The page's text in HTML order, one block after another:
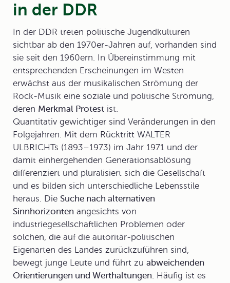
in der DDR
In der DDR treten politische Jugendkulturen
sichtbar ab den 1970er-Jahren auf, vorhanden sind
sie seit den 1960ern. In Übereinstimmung mit
entsprechenden Erscheinungen im Westen
erwächst aus der musikalischen Strömung der
Rock-Musik eine soziale und politische Strömung,
deren Merkmal Protest ist.
Quantitativ gewichtiger sind Veränderungen in den
Folgejahren. Mit dem Rücktritt WALTER
ULBRICHTs (1893–1973) im Jahr 1971 und der
damit einhergehenden Generationsablösung
differenziert und pluralisiert sich die Gesellschaft
und es bilden sich unterschiedliche Lebensstile
heraus. Die Suche nach alternativen
Sinnhorizonten angesichts von
industriegesellschaftlichen Problemen oder
solchen, die auf die autoritär-politischen
Eigenarten des Landes zurückzuführen sind,
bewegt junge Leute und führt zu abweichenden
Orientierungen und Werthaltungen. Häufig ist es